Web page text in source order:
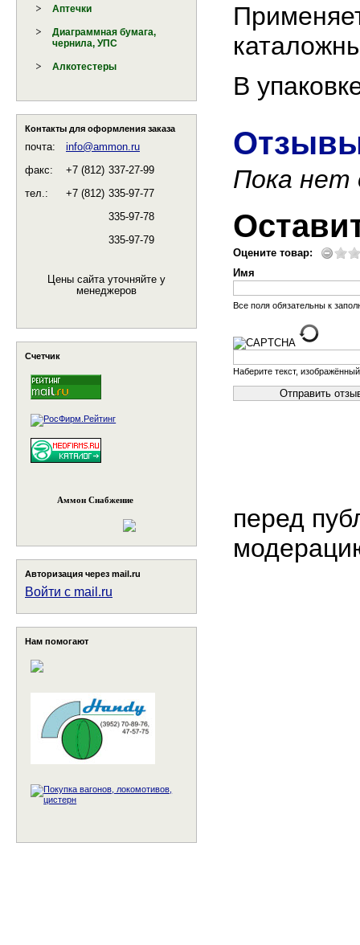
Аптечки
Диаграммная бумага,
чернила, УПС
Алкотестеры
Контакты для оформления заказа
почта:
info@ammon.ru
факс:
+7 (812) 337-27-99
тел.:
+7 (812) 335-97-77
335-97-78
335-97-79
Цены сайта уточняйте у
менеджеров
Счетчик
Аммон Снабжение
Авторизация через mail.ru
Войти с mail.ru
Нам помогают
В
Пока нет
Оцените товар:
Имя
Все поля обязательны к
Наберите текст,
перед